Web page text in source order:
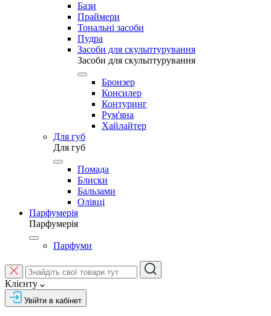
Бази
Праймери
Тональні засоби
Пудра
Засоби для скульптурування
Засоби для скульптурування
Бронзер
Консилер
Контуринг
Рум'яна
Хайлайтер
Для губ
Для губ
Помада
Блиски
Бальзами
Олівці
Парфумерія
Парфумерія
Парфуми
Клієнту
Увійти в кабінет